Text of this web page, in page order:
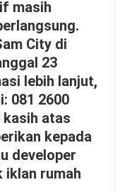
masih
City di
23
lebih lanjut,
081 2600
kasih atas
kepada
developer
iklan rumah